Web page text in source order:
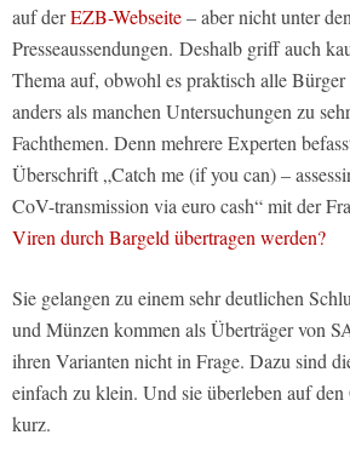
auf derEZB-Webseite– aber nicht unter
Presseaussendungen. Deshalb griff auch
Thema auf, obwohl es praktisch alle
anders als manchen Untersuchungen zu
Fachthemen. Denn mehrere Experten
Überschrift „Catch me (if you can) –
CoV-transmission via euro cash“ mit der
Viren durch Bargeld übertragen werden?
Sie gelangen zu einem sehr deutlichen
und Münzen kommen als Überträger von
ihren Varianten nicht in Frage. Dazu sind
einfach zu klein. Und sie überleben auf
kurz.